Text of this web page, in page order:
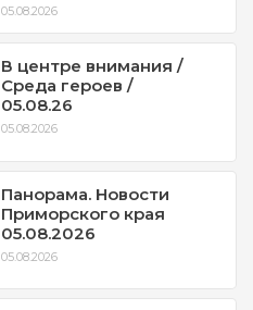
05.08.2026
В центре внимания /
Среда героев /
05.08.26
05.08.2026
Панорама. Новости
Приморского края
05.08.2026
05.08.2026